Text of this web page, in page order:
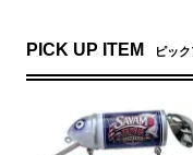
PICK UP ITEM ピッ